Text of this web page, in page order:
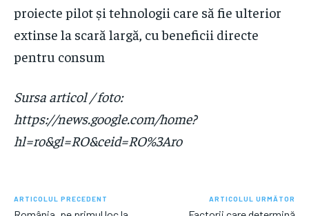
proiecte pilot și tehnologii care să fie ulterior
extinse la scară largă, cu beneficii directe
pentru consum
Sursa articol / foto:
https://news.google.com/home?
hl=ro&gl=RO&ceid=RO%3Aro
ARTICOLUL PRECEDENT ARTICOLUL URMĂTOR